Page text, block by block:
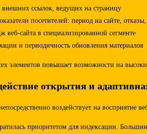
внешних ссылок, ведущих на страницу
посетителей: период на сайте,
веб-сайта в специализированной сегменте
и периодичность обновления материалов
элементов повышает возможности на
открытия и
воздействует на
приоритетом для индексации.